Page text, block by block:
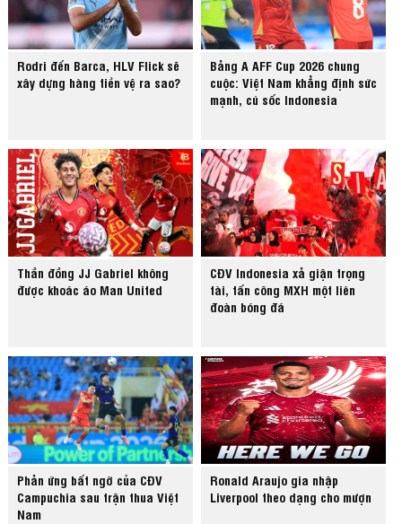
Rodri đến Barca, HLV Flick sẽ
xây dựng hàng tiền vệ ra sao?
Bảng A AFF Cup 2026 chung
cuộc: Việt Nam khẳng định sức
mạnh, cú sốc Indonesia
Thần đồng JJ Gabriel không
được khoác áo Man United
CĐV Indonesia xả giận trọng
tài, tấn công MXH một liên
đoàn bóng đá
Phản ứng bất ngờ của CĐV
Campuchia sau trận thua Việt
Nam
Ronald Araujo gia nhập
Liverpool theo dạng cho mượn